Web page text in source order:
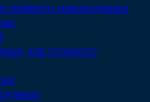
прямого наконечника
для углового